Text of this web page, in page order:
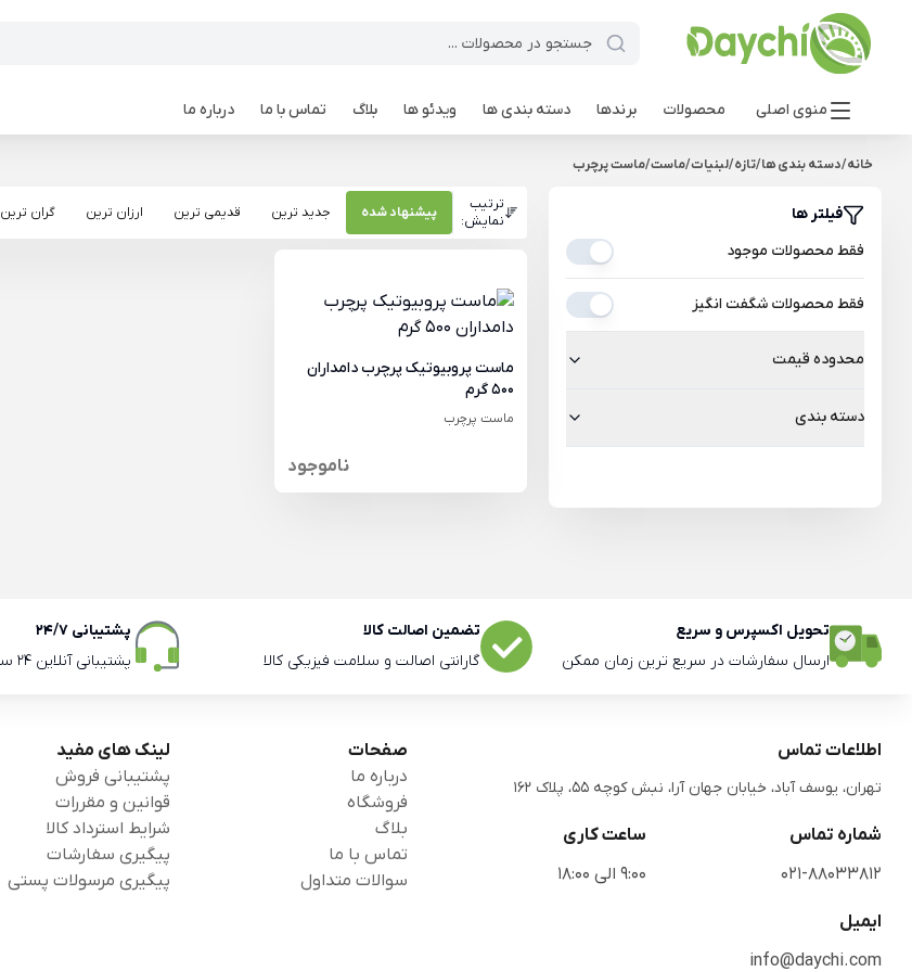
منوی اصلی محصولات برندها دسته بندی ها ویدئو ها بلاگ تماس با ما درباره ما
خانه/دسته بندی ها/تازه/لبنیات/ماست/ماست پرچرب
فیلتر ها
فقط محصولات موجود
فقط محصولات شگفت انگیز
محدوده قیمت
دسته بندی
ترتیب
نمایش:
پیشنهاد شده جدید ترین قدیمی ترین ارزان ترین گران ترین
ماست پروبیوتیک پرچرب دامداران
500 گرم
ماست پرچرب
ناموجود
تحویل اکسپرس و سریع
ارسال سفارشات در سریع ترین زمان ممکن
تضمین اصالت کالا
گارانتی اصالت و سلامت فیزیکی کالا
پشتیبانی 24/7
پشتیبانی آنلاین 24 ساعته و تلفنی ساعات اداری
اطلاعات تماس
تهران، یوسف آباد، خیابان جهان آرا، نبش کوچه 55، پلاک 162
شماره تماس
021-88033812
ساعت کاری
9:00 الی 18:00
ایمیل
info@daychi.com
صفحات
درباره ما
فروشگاه
بلاگ
تماس با ما
سوالات متداول
لینک های مفید
پشتیبانی فروش
قوانین و مقررات
شرایط استرداد کالا
پیگیری سفارشات
پیگیری مرسولات پستی